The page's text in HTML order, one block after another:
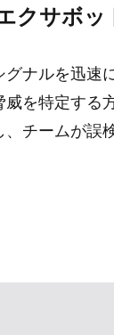
クサボッ
グナルを迅速
威を特定する
、チームが誤